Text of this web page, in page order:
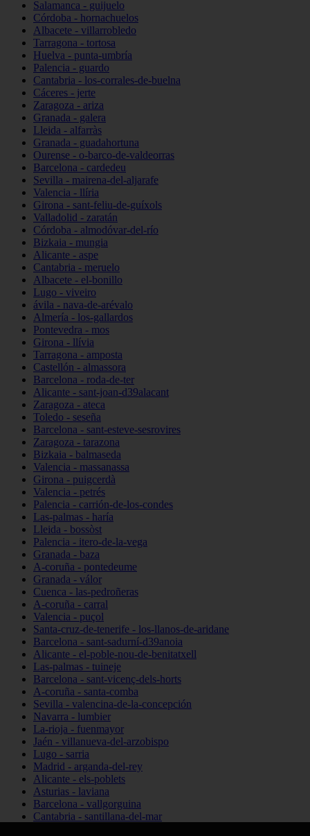
Salamanca - guijuelo
Córdoba - hornachuelos
Albacete - villarrobledo
Tarragona - tortosa
Huelva - punta-umbría
Palencia - guardo
Cantabria - los-corrales-de-buelna
Cáceres - jerte
Zaragoza - ariza
Granada - galera
Lleida - alfarràs
Granada - guadahortuna
Ourense - o-barco-de-valdeorras
Barcelona - cardedeu
Sevilla - mairena-del-aljarafe
Valencia - llíria
Girona - sant-feliu-de-guíxols
Valladolid - zaratán
Córdoba - almodóvar-del-río
Bizkaia - mungia
Alicante - aspe
Cantabria - meruelo
Albacete - el-bonillo
Lugo - viveiro
ávila - nava-de-arévalo
Almería - los-gallardos
Pontevedra - mos
Girona - llívia
Tarragona - amposta
Castellón - almassora
Barcelona - roda-de-ter
Alicante - sant-joan-d39alacant
Zaragoza - ateca
Toledo - seseña
Barcelona - sant-esteve-sesrovires
Zaragoza - tarazona
Bizkaia - balmaseda
Valencia - massanassa
Girona - puigcerdà
Valencia - petrés
Palencia - carrión-de-los-condes
Las-palmas - haría
Lleida - bossòst
Palencia - itero-de-la-vega
Granada - baza
A-coruña - pontedeume
Granada - válor
Cuenca - las-pedroñeras
A-coruña - carral
Valencia - puçol
Santa-cruz-de-tenerife - los-llanos-de-aridane
Barcelona - sant-sadurní-d39anoia
Alicante - el-poble-nou-de-benitatxell
Las-palmas - tuineje
Barcelona - sant-vicenç-dels-horts
A-coruña - santa-comba
Sevilla - valencina-de-la-concepción
Navarra - lumbier
La-rioja - fuenmayor
Jaén - villanueva-del-arzobispo
Lugo - sarria
Madrid - arganda-del-rey
Alicante - els-poblets
Asturias - laviana
Barcelona - vallgorguina
Cantabria - santillana-del-mar